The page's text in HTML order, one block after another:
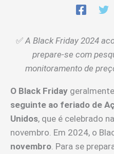
✅ A Black Friday 2024
prepare-se com
monitoramento de
O Black Friday
seguinte ao feriado de
Unidos, que é celebrado
novembro. Em 2024, o
novembro . Para se